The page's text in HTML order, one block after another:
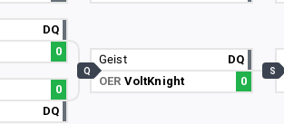
DQ
0
0
DQ
Geist
DQ
OER VoltKnight 0
Q S